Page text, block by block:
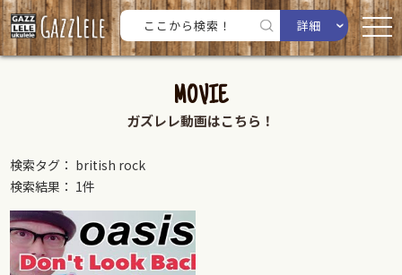
詳細
MOVIE
ガズレレ動画はこちら！
検索タグ： british rock
検索結果： 1件